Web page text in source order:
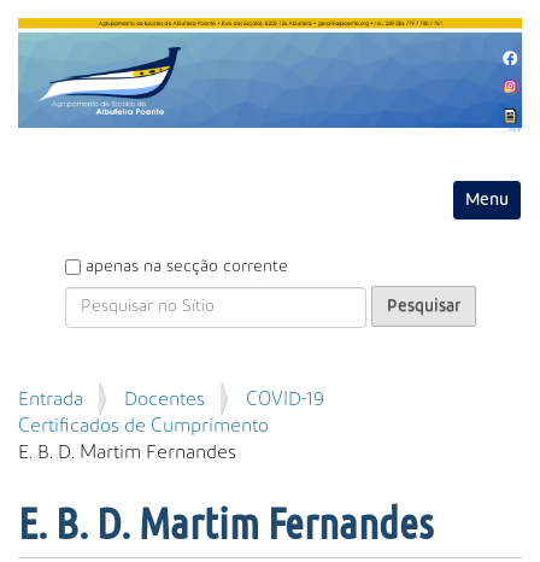
Toggle
P
e
i
s
a
apenas na secção corrente
P
e
s
Entrada Docentes
COVID-19
Certificados de Cumprimento
E. B. D. Martim Fernandes
E. B. D. Martim Fernandes